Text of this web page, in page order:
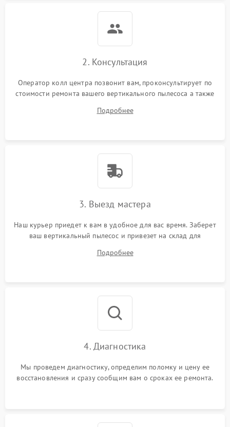
2. Консультация
Оператор колл центра позвонит вам, проконсультирует по
стоимости ремонта вашего вертикального пылесоса а также
Подробнее
3. Выезд мастера
Наш курьер приедет к вам в удобное для вас время. Заберет
ваш вертикальный пылесос и привезет на склад для
Подробнее
4. Диагностика
Мы проведем диагностику, определим поломку и цену ее
восстановления и сразу сообщим вам о сроках ее ремонта.